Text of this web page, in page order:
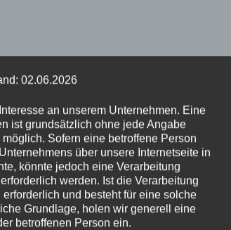
02.06.2026
an unserem Unternehmen. Eine
ist grundsätzlich ohne jede Angabe
Sofern eine betroffene Person
über unsere Internetseite in
könnte jedoch eine Verarbeitung
werden. Ist die Verarbeitung
und besteht für eine solche
Grundlage, holen wir generell eine
betroffenen Person ein.